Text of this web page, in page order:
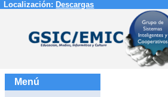
Localización: Descargas
Menú